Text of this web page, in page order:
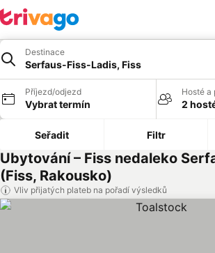
Destinace
Serfaus-Fiss-Ladis, Fiss
Příjezd/odjezd
Vybrat termín
Hosté a
2
Seřadit Filtr
Ubytování – Fiss nedaleko
(Fiss, Rakousko)
Vliv přijatých plateb na pořadí výsledků